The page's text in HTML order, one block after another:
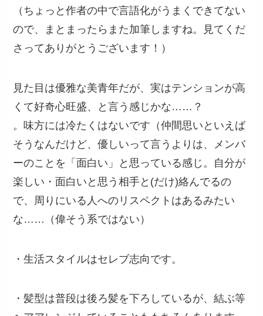
（ちょっと作者の中で言語化がうまくできてない
ので、まとまったらまた加筆しますね。見てくだ
さってありがとうございます！）
見た目は優雅な美青年だが、実はテンションが高
くて好奇心旺盛、と言う感じかな……？
。味方には冷たくはないです（仲間思いといえば
そうなんだけど、優しいって言うよりは、メンバ
ーのことを「面白い」と思っている感じ。自分が
楽しい・面白いと思う相手と(だけ)絡んでるの
で、周りにいる人へのリスペクトはあるみたい
な……（偉そう系ではない）
・生活スタイルはセレブ志向です。
・髪型は普段は後ろ髪を下ろしているが、結ぶ等